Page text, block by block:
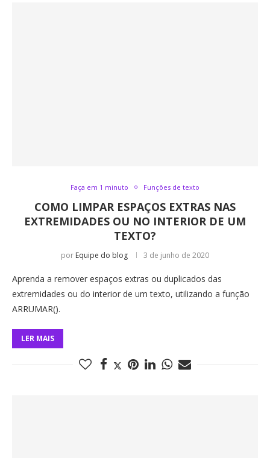
Faça em 1 minuto Funções de texto
COMO LIMPAR ESPAÇOS EXTRAS NAS
EXTREMIDADES OU NO INTERIOR DE UM
TEXTO?
por Equipe do blog 3 de junho de 2020
Aprenda a remover espaços extras ou duplicados das
extremidades ou do interior de um texto, utilizando a função
ARRUMAR().
LER MAIS